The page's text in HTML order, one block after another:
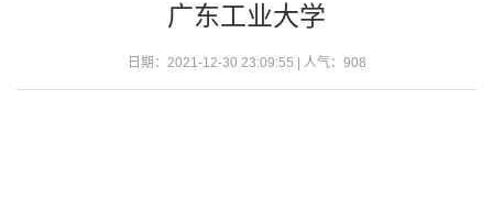
广东工业大学
日期：2021-12-30 23:09:55 | 人气：908